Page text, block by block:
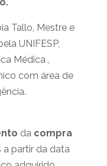
Tallo, Mestre e
UNIFESP,
Médica ,
com área de
da compra
a partir da data